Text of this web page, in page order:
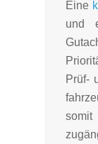
Eine
und
Prüf-
somit